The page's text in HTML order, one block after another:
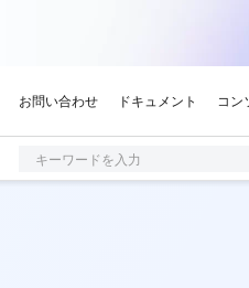
キーワードを入力